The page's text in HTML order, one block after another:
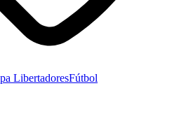
LibertadoresFútbol